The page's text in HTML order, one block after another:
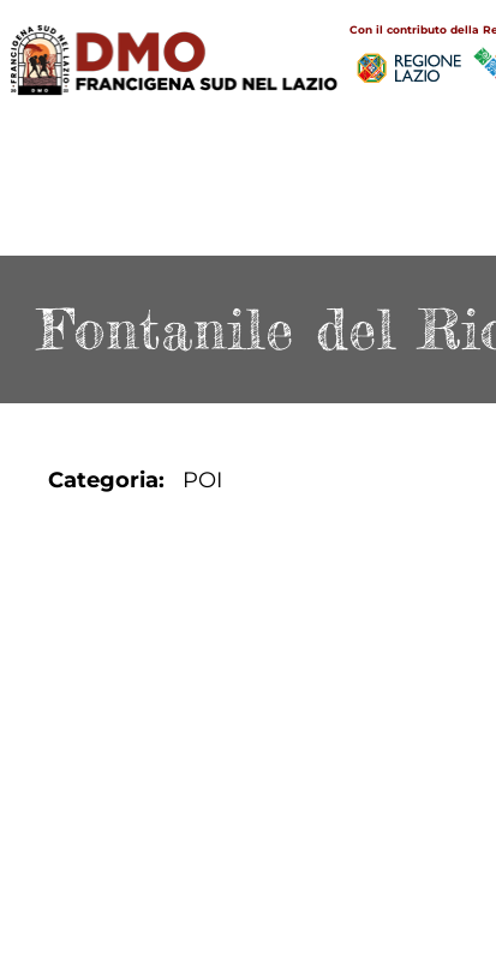
Salta
al
contenuto
Con il contributo della
Main
navigation
Fontanile del
Categoria POI